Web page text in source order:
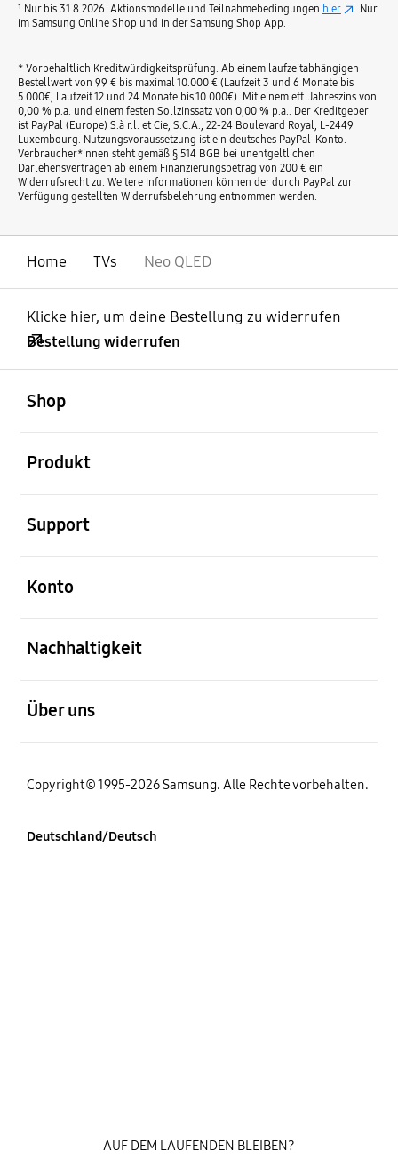
¹ Nur bis 31.8.2026. Aktionsmodelle und Teilnahmebedingungen hier
. Nur
im Samsung Online Shop und in der Samsung Shop App.
* Vorbehaltlich Kreditwürdigkeitsprüfung. Ab einem laufzeitabhängigen
Bestellwert von 99 € bis maximal 10.000 € (Laufzeit 3 und 6 Monate bis
5.000€, Laufzeit 12 und 24 Monate bis 10.000€). Mit einem eff. Jahreszins von
0,00 % p.a. und einem festen Sollzinssatz von 0,00 % p.a.. Der Kreditgeber
ist PayPal (Europe) S.à r.l. et Cie, S.C.A., 22-24 Boulevard Royal, L-2449
Luxembourg. Nutzungsvoraussetzung ist ein deutsches PayPal-Konto.
Verbraucher*innen steht gemäß § 514 BGB bei unentgeltlichen
Darlehensverträgen ab einem Finanzierungsbetrag von 200 € ein
Widerrufsrecht zu. Weitere Informationen können der durch PayPal zur
Verfügung gestellten Widerrufsbelehrung entnommen werden.
Home TVs Neo QLED
Klicke hier, um deine Bestellung zu widerrufen
Bestellung widerrufen
Shop
Produkt
Support
Konto
Nachhaltigkeit
Über uns
Copyright© 1995-2026 Samsung. Alle Rechte vorbehalten.
Deutschland/Deutsch
AUF DEM LAUFENDEN BLEIBEN?